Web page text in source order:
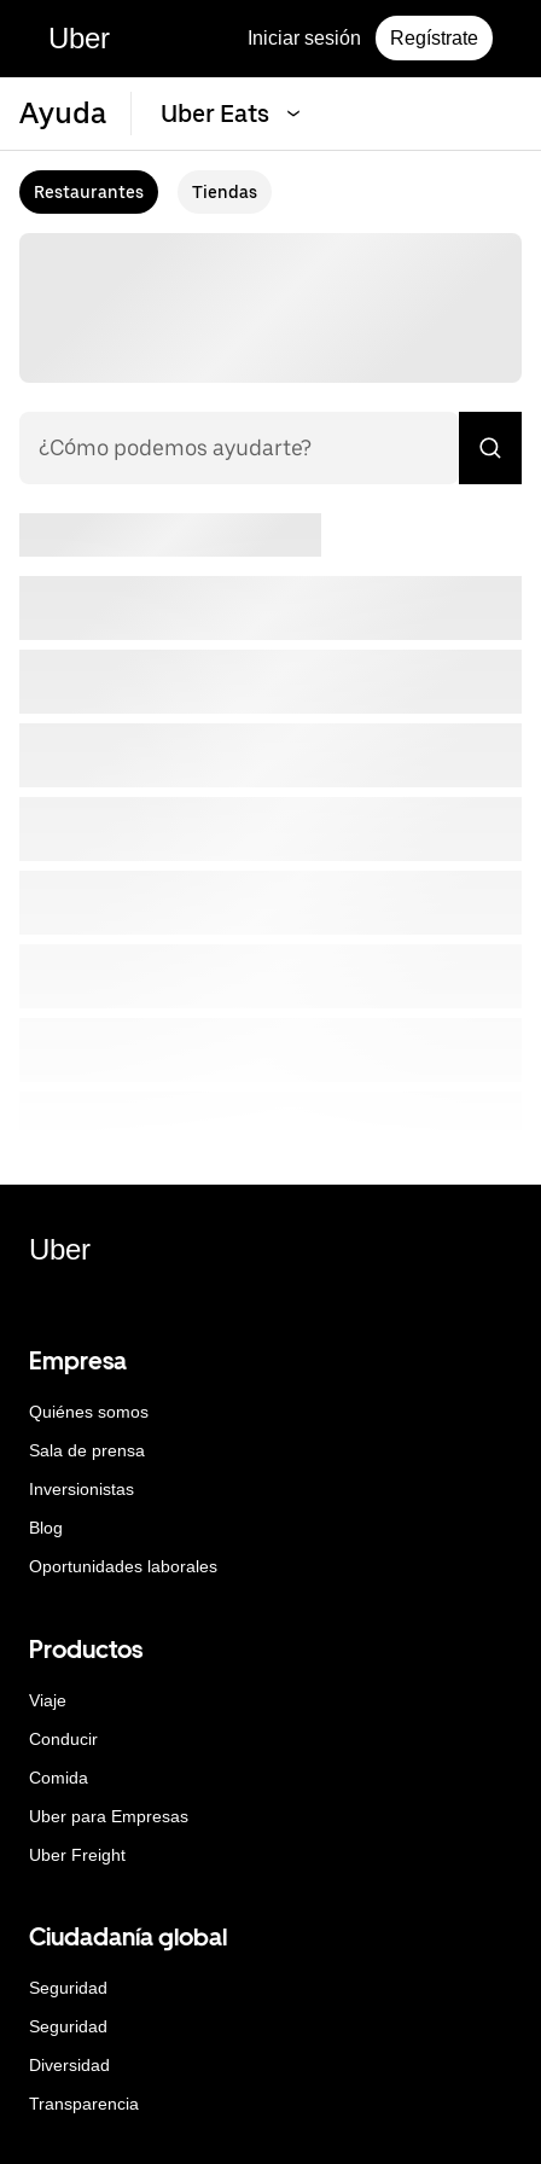
Uber Iniciar sesión Regístrate
Ayuda Uber Eats
Restaurantes Tiendas
Uber
Empresa
Quiénes somos
Sala de prensa
Inversionistas
Blog
Oportunidades laborales
Productos
Viaje
Conducir
Comida
Uber para Empresas
Uber Freight
Ciudadanía global
Seguridad
Seguridad
Diversidad
Transparencia